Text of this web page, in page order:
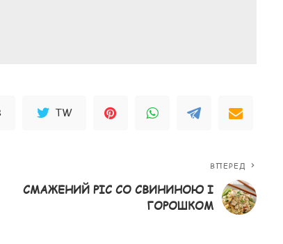
TW
ВПЕРЕД
СМАЖЕНИЙ РІС СО СВИНИНОЮ І
ГОРОШКОМ